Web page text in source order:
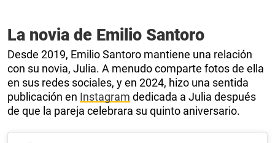
La novia de Emilio Santoro
Desde 2019, Emilio Santoro mantiene una relación
con su novia, Julia. A menudo comparte fotos de ella
en sus redes sociales, y en 2024, hizo una sentida
publicación en Instagram dedicada a Julia después
de que la pareja celebrara su quinto aniversario.